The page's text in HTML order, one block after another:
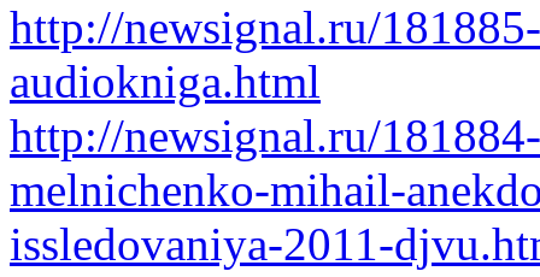
http://newsignal.ru/
audiokniga.html
http://newsignal.ru/
melnichenko-mihail-
issledovaniya-2011-